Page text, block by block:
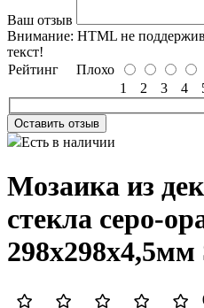
Ваш отзыв
Внимание: HTML не
текст!
Рейтинг Плохо
1
2 3 4
Оставить отзыв
Есть в наличии
Мозаика из
стекла серо-
298х298х4,5мм